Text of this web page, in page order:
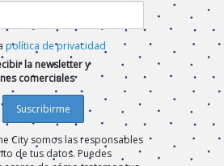
política de privacidad
la newsletter y
comerciales
City somos las responsables
de tus datos. Puedes